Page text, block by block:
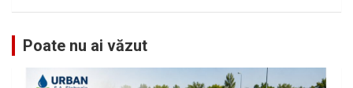
Poate nu ai văzut